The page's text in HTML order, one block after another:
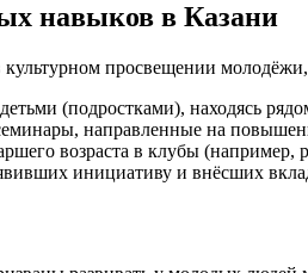
навыков в Казани
просвещении
(подростками), находясь
направленные на
возраста в клубы (например,
инициативу и внёсших